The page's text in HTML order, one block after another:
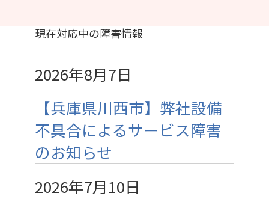
現在対応中の障害情報
2026年8月7日
【兵庫県川西市】弊社設備
不具合によるサービス障害
のお知らせ
2026年7月10日